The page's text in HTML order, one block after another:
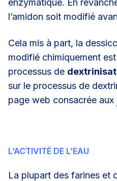
enzymatique. En
l’amidon soit modifié
Cela mis à part, la
modifié chimiquement
processus de
sur le processus de
page web consacrée aux
L’ACTIVITÉ DE L’EAU
La plupart des farines et